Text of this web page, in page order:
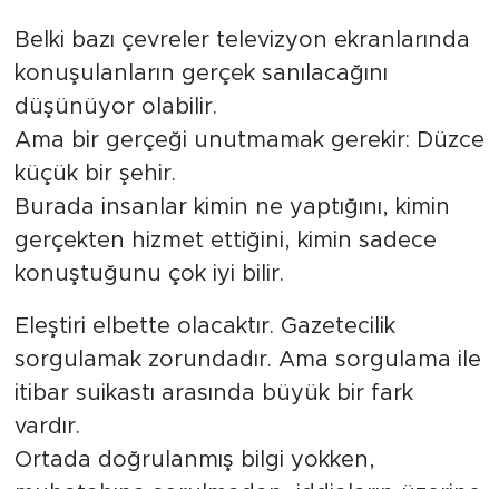
Belki bazı çevreler televizyon ekranlarında
konuşulanların gerçek sanılacağını
düşünüyor olabilir.
Ama bir gerçeği unutmamak gerekir: Düzce
küçük bir şehir.
Burada insanlar kimin ne yaptığını, kimin
gerçekten hizmet ettiğini, kimin sadece
konuştuğunu çok iyi bilir.
Eleştiri elbette olacaktır. Gazetecilik
sorgulamak zorundadır. Ama sorgulama ile
itibar suikastı arasında büyük bir fark
vardır.
Ortada doğrulanmış bilgi yokken,